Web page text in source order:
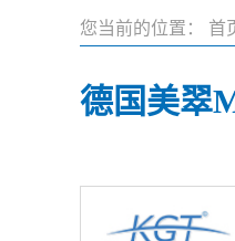
您当前的位置： 首
德国美翠